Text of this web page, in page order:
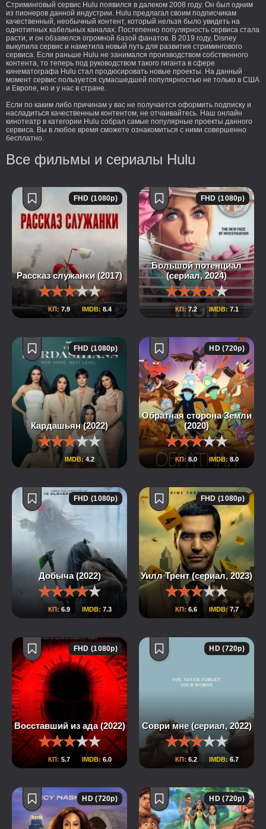
Стриминговый сервис Hulu появился в далеком 2008 году. Он был одним
из пионеров данной индустрии. Hulu предлагал своим подписчикам
качественный, необычный контент, который нельзя было увидеть на
однотипных кабельных каналах. Постепенно популярность сервиса стала
расти, и он обзавелся огромной базой фанатов. В 2019 году, Disney
выкупила сервис и наметила новый путь для развития стримингового
сервиса. Если раньше Hulu не занимался производством собственного
контента, то теперь под руководством такого гиганта в сфере
кинематографа Hulu стал продюсировать новые проекты. На данный
момент сервис пользуется сумасшедшей популярностью не только в США
и Европе, но и у нас в стране.
Если по каким либо причинам у вас не получается оформить подписку и
насладиться качественным контентом, не отчаивайтесь. Наш онлайн
кинотеатр в категории Hulu собрал самые популярные проекты данного
сервиса. Вы в любое время сможете ознакомиться с ними совершенно
бесплатно.
Все фильмы и сериалы Hulu
Рассказ служанки (2017)
КП: 7.9 IMDB: 8.4
FHD (1080p)
Большой потенциал
(сериал, 2024)
КП: 7.2 IMDB: 7.1
FHD (1080p)
Кардашьян (2022)
IMDB:4.2
FHD (1080p)
Обратная сторона Земли
(2020)
КП:8.0 IMDB:8.0
HD (720p)
Добыча (2022)
КП: 6.9 IMDB: 7.3
FHD (1080p)
Уилл Трент (сериал, 2023)
КП: 6.6 IMDB:7.7
FHD (1080p)
Восставший из ада (2022)
КП: 5.7 IMDB: 6.0
FHD (1080p)
Соври мне (сериал, 2022)
КП: 6.2 IMDB: 6.7
HD (720p)
HD (720p) HD (720p)